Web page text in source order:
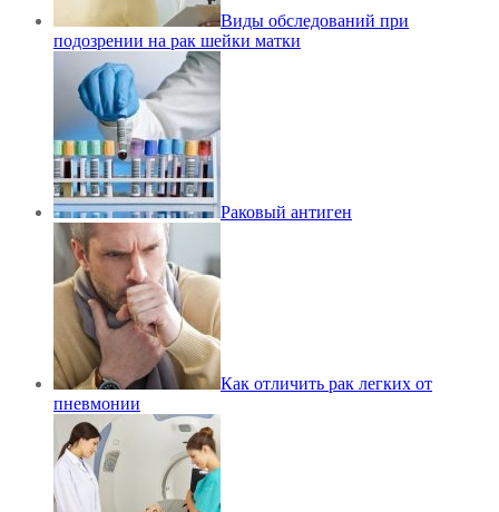
Виды обследований при
подозрении на рак шейки матки
Раковый антиген
Как отличить рак легких от
пневмонии